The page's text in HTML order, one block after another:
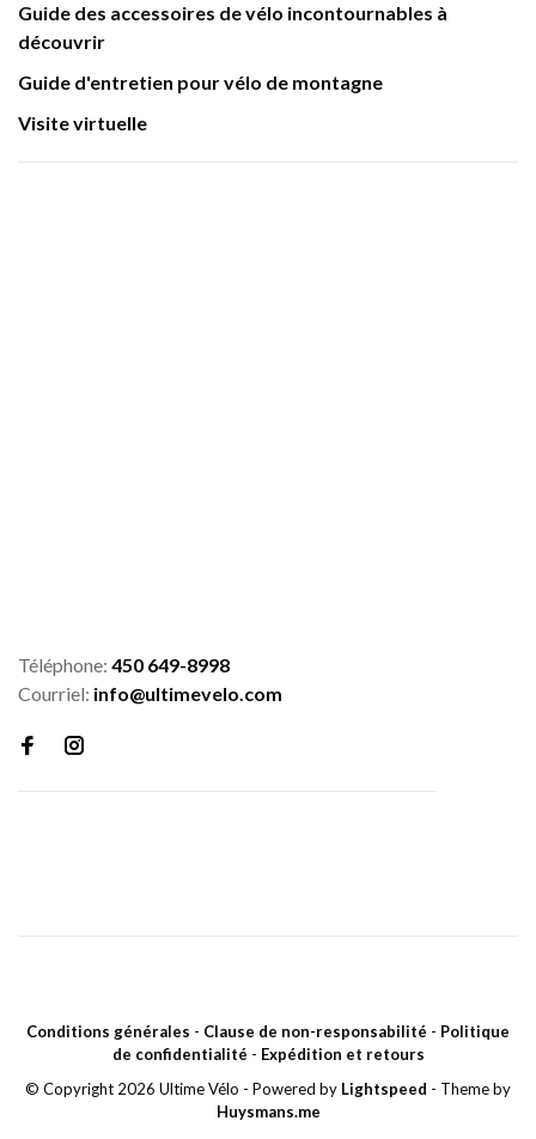
Guide des accessoires de vélo incontournables à
découvrir
Guide d'entretien pour vélo de montagne
Visite virtuelle
Téléphone: 450 649-8998
Courriel: info@ultimevelo.com
Conditions générales - Clause de non-responsabilité - Politique
de confidentialité - Expédition et retours
© Copyright 2026 Ultime Vélo - Powered by Lightspeed - Theme by
Huysmans.me